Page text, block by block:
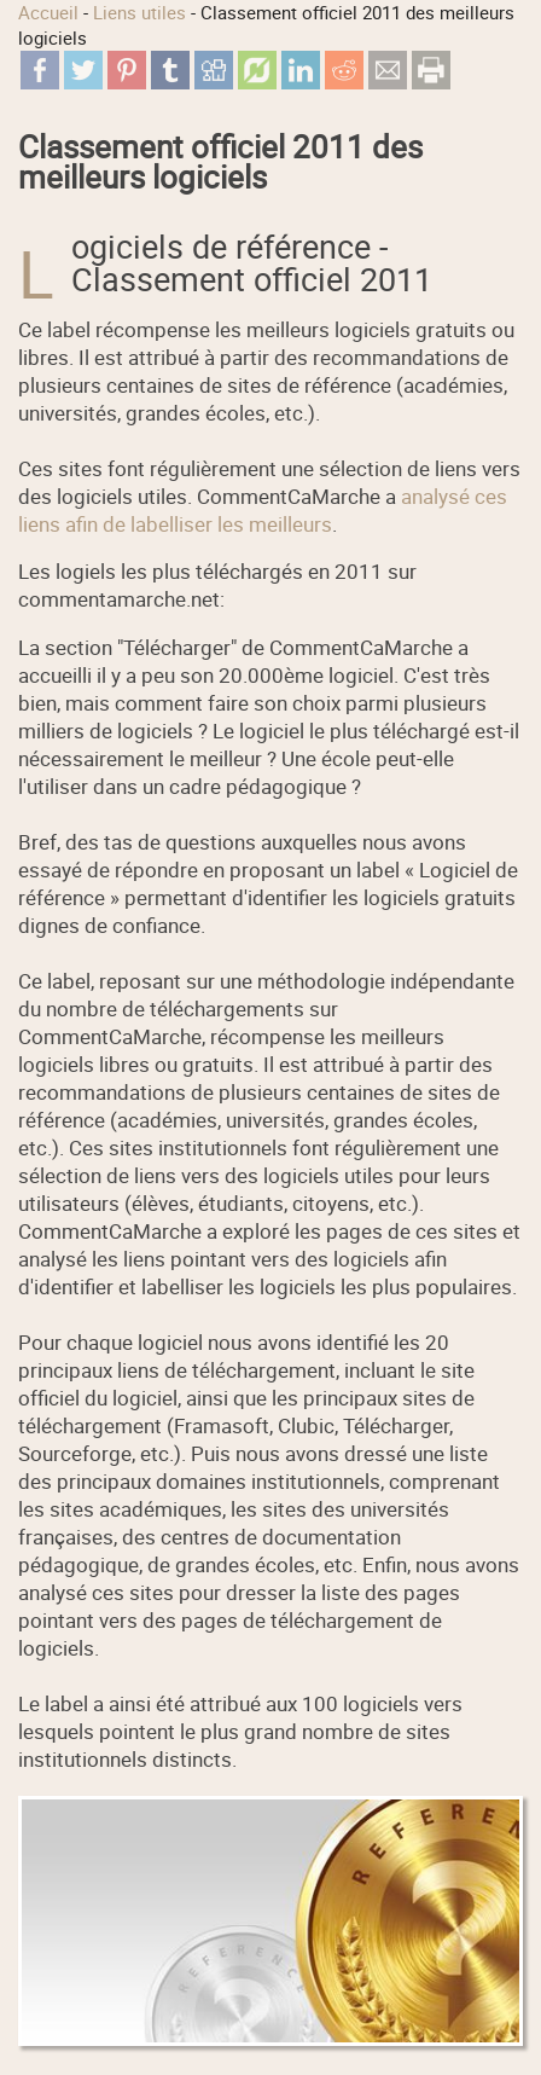
Accueil - Liens utiles -Classement officiel 2011 des meilleurs
logiciels
Classement officiel 2011 des
meilleurs logiciels
L ogiciels de référence -
Classement officiel 2011
Ce label récompense les meilleurs logiciels gratuits ou
libres. Il est attribué à partir des recommandations de
plusieurs centaines de sites de référence (académies,
universités, grandes écoles, etc.).
Ces sites font régulièrement une sélection de liens vers
des logiciels utiles. CommentCaMarche a analysé ces
liens afin de labelliser les meilleurs
Les logiels les plus téléchargés en 2011 sur
commentamarche.net:
La section "Télécharger" de CommentCaMarche a
accueilli il y a peu son 20.000ème logiciel. C'est très
bien, mais comment faire son choix parmi plusieurs
milliers de logiciels ? Le logiciel le plus téléchargé est-il
nécessairement le meilleur ? Une école peut-elle
l'utiliser dans un cadre pédagogique ?
Bref, des tas de questions auxquelles nous avons
essayé de répondre en proposant un label « Logiciel de
référence » permettant d'identifier les logiciels gratuits
dignes de confiance.
Ce label, reposant sur une méthodologie indépendante
du nombre de téléchargements sur
CommentCaMarche, récompense les meilleurs
logiciels libres ou gratuits. Il est attribué à partir des
recommandations de plusieurs centaines de sites de
référence (académies, universités, grandes écoles,
etc.). Ces sites institutionnels font régulièrement une
sélection de liens vers des logiciels utiles pour leurs
utilisateurs (élèves, étudiants, citoyens, etc.).
CommentCaMarche a exploré les pages de ces sites et
analysé les liens pointant vers des logiciels afin
d'identifier et labelliser les logiciels les plus populaires.
Pour chaque logiciel nous avons identifié les 20
principaux liens de téléchargement, incluant le site
officiel du logiciel, ainsi que les principaux sites de
téléchargement (Framasoft, Clubic, Télécharger,
Sourceforge, etc.). Puis nous avons dressé une liste
des principaux domaines institutionnels, comprenant
les sites académiques, les sites des universités
françaises, des centres de documentation
pédagogique, de grandes écoles, etc. Enfin, nous avons
analysé ces sites pour dresser la liste des pages
pointant vers des pages de téléchargement de
logiciels.
Le label a ainsi été attribué aux 100 logiciels vers
lesquels pointent le plus grand nombre de sites
institutionnels distincts.